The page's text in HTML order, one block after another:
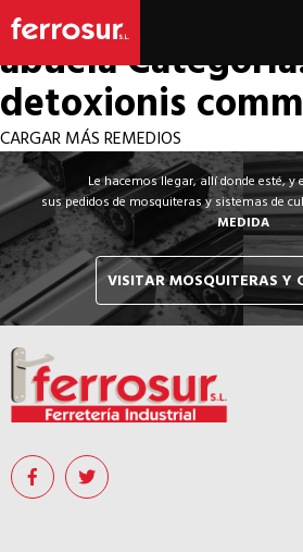
Los por si acaso
abuela
detoxionis
CARGAR MÁS REMEDIOS
Le hacemos llegar, allí donde esté, y
sus pedidos de mosquiteras y sistemas de
MEDIDA
VISITAR MOSQUITERAS Y